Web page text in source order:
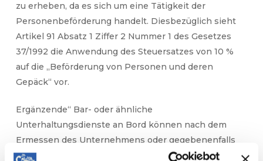
zu erheben, da es sich um eine Tätigkeit der
Personenbeförderung handelt. Diesbezüglich sieht
Artikel 91 Absatz 1 Ziffer 2 Nummer 1 des Gesetzes
37/1992 die Anwendung des Steuersatzes von 10 %
auf die „Beförderung von Personen und deren
Gepäck“ vor.
Ergänzende“ Bar- oder ähnliche
Unterhaltungsdienste an Bord können nach dem
Ermessen des Unternehmens oder gegebenenfalls
eines Unterauftragnehmers angeboten werden. Bei